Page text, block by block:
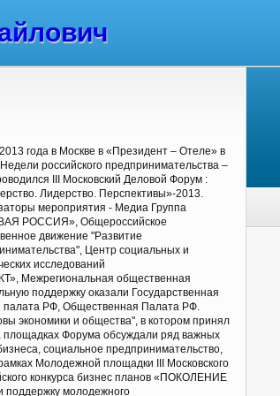
года в Москве в «Президент – Отеле» в
российского предпринимательства –
III Московский Деловой Форум :
Лидерство. Перспективы»-2013.
мероприятия - Медиа Группа
РОССИЯ», Общероссийское
движение "Развитие
Центр социальных и
исследований
Межрегиональная общественная
поддержку оказали Государственная
РФ, Общественная Палата РФ.
экономики и общества", в котором принял
площадках Форума обсуждали ряд важных
социальное предпринимательство,
Молодежной площадки III Московского
конкурса бизнес планов «ПОКОЛЕНИЕ
поддержку молодежного